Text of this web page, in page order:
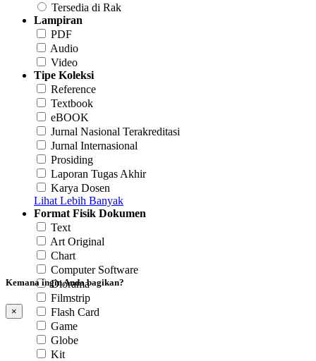
Tersedia di Rak
Lampiran
PDF
Audio
Video
Tipe Koleksi
Reference
Textbook
eBOOK
Jurnal Nasional Terakreditasi
Jurnal Internasional
Prosiding
Laporan Tugas Akhir
Karya Dosen
Lihat Lebih Banyak
Format Fisik Dokumen
Text
Art Original
Chart
Computer Software
Diorama
Filmstrip
Flash Card
Game
Globe
Kit
Kemana ingin Anda bagikan?
×